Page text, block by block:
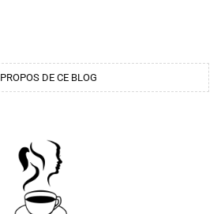
DE CE BLOG